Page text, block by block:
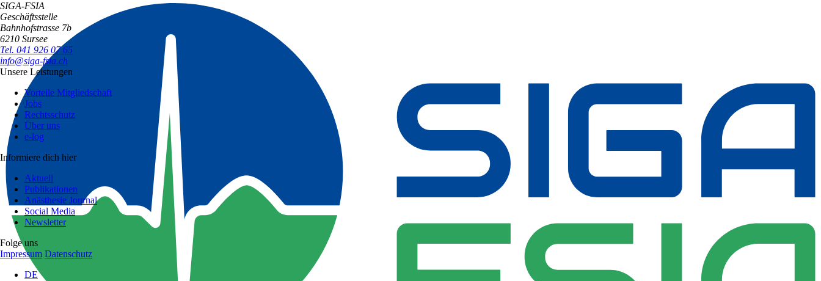
SIGA-FSIA
Geschäftsstelle
Bahnhofstrasse 7b
6210 Sursee
Tel. 041 926 07 65
info@siga-fsia.ch
Unsere Leistungen
Vorteile Mitgliedschaft
Jobs
Rechtsschutz
Über uns
e-log
Informiere dich hier
Aktuell
Publikationen
Anästhesie Journal
Social Media
Newsletter
Folge uns
Impressum Datenschutz
DE